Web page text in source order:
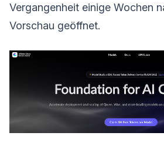
Vergangenheit einige Wochen
Vorschau geöffnet.